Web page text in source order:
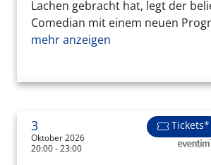
Lachen gebracht hat, legt der
Comedian mit einem neuen
mehr anzeigen
3
Oktober 2026
20:00 - 23:00
Tickets*